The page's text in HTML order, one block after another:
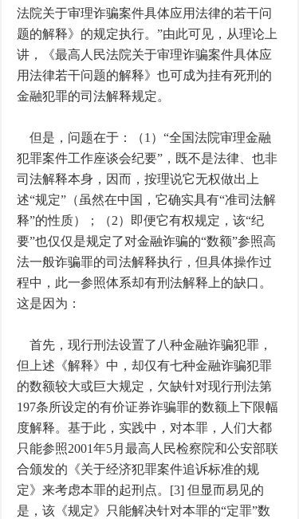
法院关于审理诈骗案件具体应用法律的若干问
题的解释》的规定执行。”由此可见，从理论上
讲，《最高人民法院关于审理诈骗案件具体应
用法律若干问题的解释》也可成为挂有死刑的
金融犯罪的司法解释规定。
但是，问题在于：（1）“全国法院审理金融
犯罪案件工作座谈会纪要”，既不是法律、也非
司法解释本身，因而，按理说它无权做出上
述“规定”（虽然在中国，它确实具有“准司法解
释”的性质）；（2）即便它有权规定，该“纪
要”也仅仅是规定了对金融诈骗的“数额”参照高
法一般诈骗罪的司法解释执行，但具体操作过
程中，此一参照体系却有刑法解释上的缺口。
这是因为：
首先，现行刑法设置了八种金融诈骗犯罪，
但上述《解释》中，却仅有七种金融诈骗犯罪
的数额较大或巨大规定，欠缺针对现行刑法第
197条所设定的有价证券诈骗罪的数额上下限幅
度解释。基于此，实践中，对本罪，人们大都
只能参照2001年5月最高人民检察院和公安部联
合颁发的《关于经济犯罪案件追诉标准的规
定》来考虑本罪的起刑点。[3] 但显而易见的
是，该《规定》只能解决针对本罪的“定罪”数